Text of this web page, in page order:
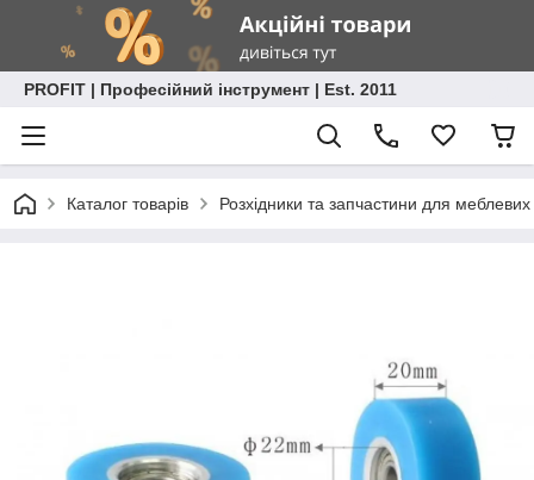
PROFIT | Професійний інструмент | Est. 2011
Каталог товарів Розхідники та запчастини для